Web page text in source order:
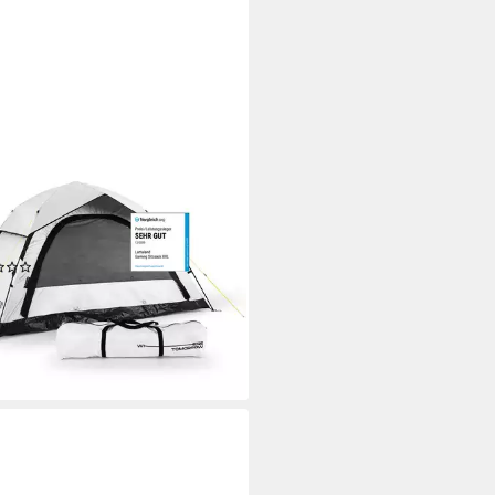
Camping Outdoor
Festivals Garten Strand
in 10 Sekunden
(2)
€ UVP161,99 €
- in 2-3 Werktagen bei dir